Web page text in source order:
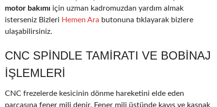
motor bakımı için uzman kadromuzdan yardım almak
isterseniz Bizleri Hemen Ara butonuna tıklayarak bizlere
ulaşabilirsiniz.
CNC SPINDLE TAMIRATI VE BOBINAJ
IŞLEMLERI
CNC frezelerde kesicinin dönme hareketini elde eden
parçasına fener mili denir. Fener mili üstünde kayış ve kasnak